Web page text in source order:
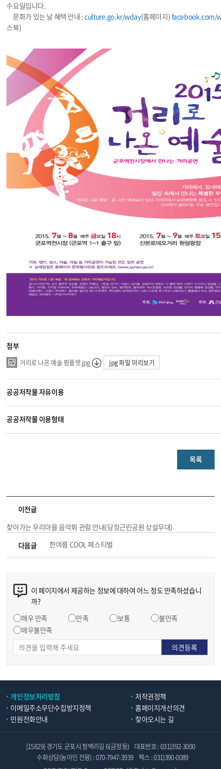
수요일입니다.
문화가 있는 날 혜택 안내 :culture.go.kr/wday(홈페이지)facebook.com/
스북)
첨부
거리로 나온 예술 팜플렛.jpg jpg 파일 미리보기
공공저작물 자유이용
공공저작물 이용형태
목록
이전글
찾아가는 우리마을 음악회 관람 안내(당정근린공원 상설무대)
다음글
한여름 COOL 페스티벌
이 페이지에서 제공하는 정보에 대하여 어느 정도 만족하셨습니
까?
매우 만족
만족 보통
불만족
매우불만족
개인정보처리방침
저작권정책
이메일주소무단수집방지정책
홈페이지개선의견
민원전화안내
찾아오시는 길
[15829] 경기도 군포시 청백리길 6(금정동)
대표번호 : 031)392-3000
수화상담(농아인 전용) : 070-7947-3939 팩스 : 031)390-0089